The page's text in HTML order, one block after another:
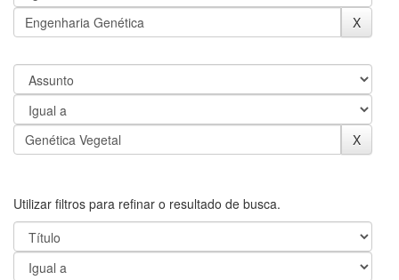
Utilizar filtros para refinar o resultado de busca.